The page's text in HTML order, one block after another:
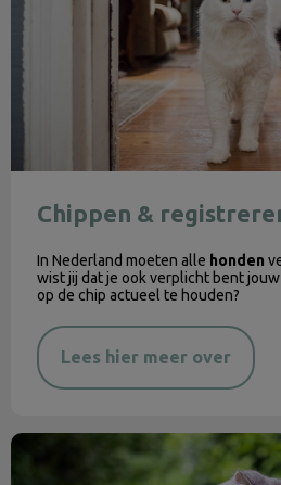
Chippen &
In Nederland moeten alle honden
wist jij dat je ook verplicht bent
op de chip actueel te houden?
Lees hier meer over
De zomer komt eraan!